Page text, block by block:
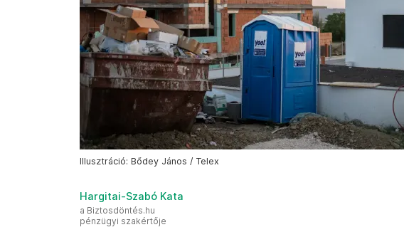
Illusztráció: Bődey János / Telex
Hargitai-Szabó Kata
a Biztosdöntés.hu
pénzügyi szakértője